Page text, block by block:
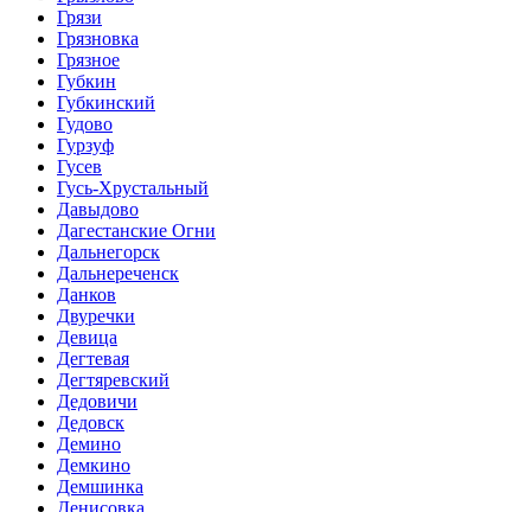
Грязи
Грязновка
Грязное
Губкин
Губкинский
Гудово
Гурзуф
Гусев
Гусь-Хрустальный
Давыдово
Дагестанские Огни
Дальнегорск
Дальнереченск
Данков
Двуречки
Девица
Дегтевая
Дегтяревский
Дедовичи
Дедовск
Демино
Демкино
Демшинка
Денисовка